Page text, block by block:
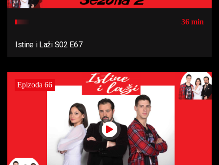
36 min
Istine i Laži S02 E67
Epizoda 66